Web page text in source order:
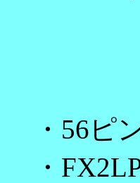
・56ピ
・